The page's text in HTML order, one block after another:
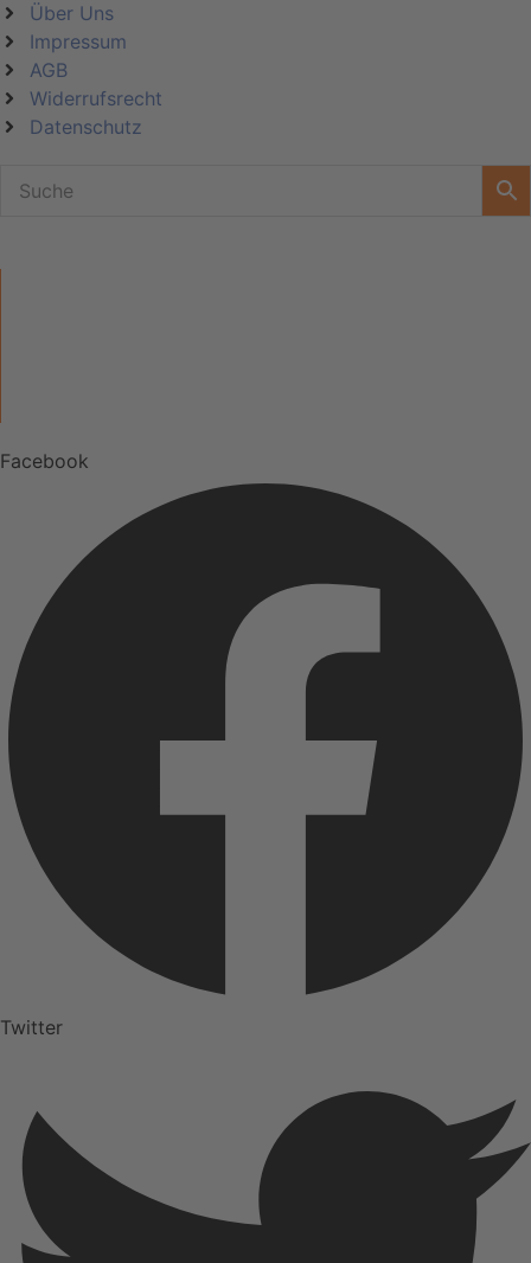
Über Uns
Impressum
AGB
Widerrufsrecht
Datenschutz
Facebook
Twitter